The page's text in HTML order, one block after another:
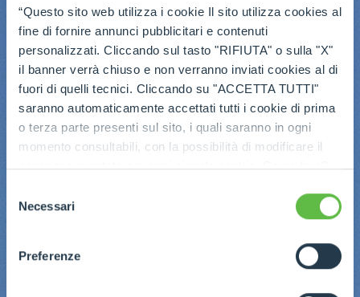
“Questo sito web utilizza i cookie Il sito utilizza cookies al
fine di fornire annunci pubblicitari e contenuti
personalizzati. Cliccando sul tasto "RIFIUTA" o sulla "X"
il banner verrà chiuso e non verranno inviati cookies al di
fuori di quelli tecnici. Cliccando su "ACCETTA TUTTI"
saranno automaticamente accettati tutti i cookie di prima
o terza parte presenti sul sito, i quali saranno in ogni
momento consultabili, con la possibilità di modificare il
consenso prestato per ogni singolo cookie. Come fare?
ogni pagina, selezionare "Modifichi il suo consenso" e
dell'informativa completa nel footer presente in ogni
pagina. Per esercitare i diritti riconosciuti all'interessato ai
delNecessari
Preferenze